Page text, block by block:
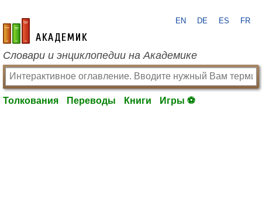
academic.ru
EN DE ES FR
Словари и энциклопедии на Академике
Толкования Переводы Книги Игры ⚽